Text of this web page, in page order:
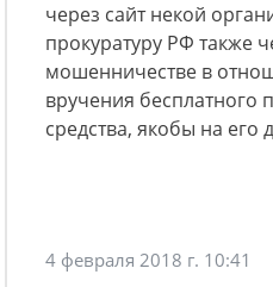
через сайт некой
прокуратуру РФ также
мошенничестве в
вручения бесплатного
средства, якобы на его
4 февраля 2018 г. 10:41